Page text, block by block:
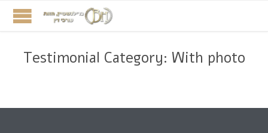
Testimonial Category: With photo